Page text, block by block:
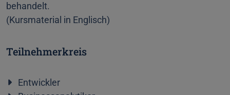
behandelt.
(Kursmaterial in Englisch)
Teilnehmerkreis
Entwickler